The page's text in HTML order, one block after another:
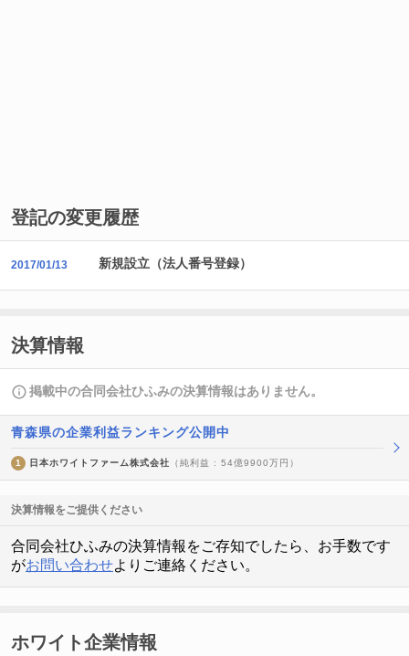
登記の変更履歴
2017/01/13 新規設立（法人番号登録）
決算情報
掲載中の合同会社ひふみの決算情報はありません。
青森県の企業利益ランキング公開中
1 日本ホワイトファーム株式会社 （純利益 : 54億9900万円）
決算情報をご提供ください
合同会社ひふみの決算情報をご存知でしたら、お手数です
がお問い合わせよりご連絡ください。
ホワイト企業情報